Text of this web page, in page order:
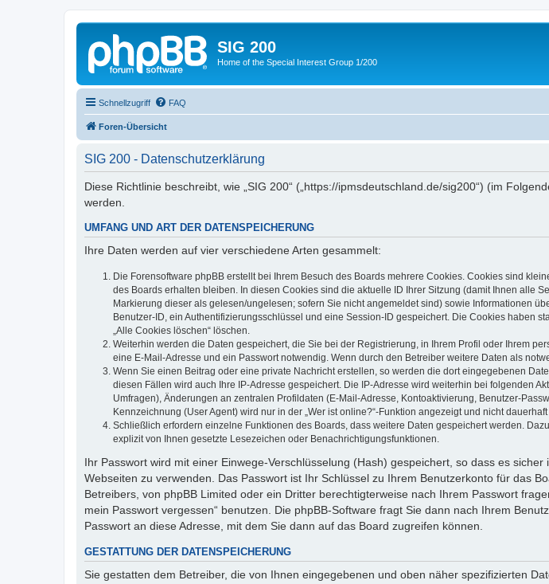
SIG 200
Home of the Special Interest Group 1/200
Schnellzugriff FAQ
Foren-Übersicht
SIG 200 - Datenschutzerklärung
Diese Richtlinie beschreibt, wie „SIG 200“ („https://ipmsdeutschland.de/sig200“) (im
werden.
UMFANG UND ART DER DATENSPEICHERUNG
Ihre Daten werden auf vier verschiedene Arten gesammelt:
Die Forensoftware phpBB erstellt bei Ihrem Besuch des Boards mehrere Cookies. Cookies sind
des Boards erhalten bleiben. In diesen Cookies sind die aktuelle ID Ihrer Sitzung (damit Ihnen alle
Markierung dieser als gelesen/ungelesen; sofern Sie nicht angemeldet sind) sowie Informationen
Benutzer-ID, ein Authentifizierungsschlüssel und eine Session-ID gespeichert. Die Cookies haben
„Alle Cookies löschen“ löschen.
Weiterhin werden die Daten gespeichert, die Sie bei der Registrierung, in Ihrem Profil oder Ihrem
eine E-Mail-Adresse und ein Passwort notwendig. Wenn durch den Betreiber weitere Daten als
Wenn Sie einen Beitrag oder eine private Nachricht erstellen, so werden die dort eingegebenen
diesen Fällen wird auch Ihre IP-Adresse gespeichert. Die IP-Adresse wird weiterhin bei folgenden
Umfragen), Änderungen an zentralen Profildaten (E-Mail-Adresse, Kontoaktivierung, Benutzer-
Kennzeichnung (User Agent) wird nur in der „Wer ist online?“-Funktion angezeigt und nicht dauerhaft
Schließlich erfordern einzelne Funktionen des Boards, dass weitere Daten gespeichert werden.
explizit von Ihnen gesetzte Lesezeichen oder Benachrichtigungsfunktionen.
Ihr Passwort wird mit einer Einwege-Verschlüsselung (Hash) gespeichert, so dass es
Webseiten zu verwenden. Das Passwort ist Ihr Schlüssel zu Ihrem Benutzerkonto für das
Betreibers, von phpBB Limited oder ein Dritter berechtigterweise nach Ihrem Passwort
mein Passwort vergessen“ benutzen. Die phpBB-Software fragt Sie dann nach Ihrem
Passwort an diese Adresse, mit dem Sie dann auf das Board zugreifen können.
GESTATTUNG DER DATENSPEICHERUNG
Sie gestatten dem Betreiber, die von Ihnen eingegebenen und oben näher spezifizierten